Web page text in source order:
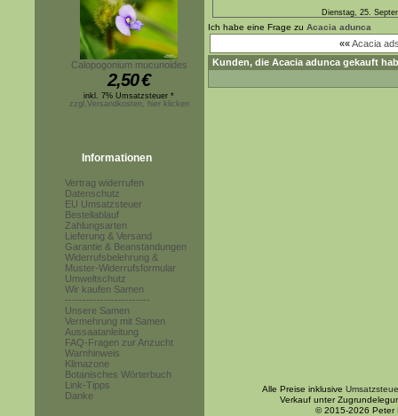
Calopogonium mucunoides
2,50€
inkl. 7% Umsatzsteuer *
zzgl.Versandkosten, hier klicken
Informationen
Vertrag widerrufen
Datenschutz
EU Umsatzsteuer
Bestellablauf
Zahlungsarten
Lieferung & Versand
Garantie & Beanstandungen
Widerrufsbelehrung &
Muster-Widerrufsformular
Umweltschutz
Wir kaufen Samen
------------------------
Unsere Samen
Vermehrung mit Samen
Aussaatanleitung
FAQ-Fragen zur Anzucht
Warnhinweis
Klimazone
Botanisches Wörterbuch
Link-Tipps
Danke
Dienstag, 25.
Ich habe eine Frage zu Acacia adunca
««Acacia
Kunden, die Acacia adunca gekauft
Alle Preise inklusive
Verkauf unter
© 2015-2026 Peter